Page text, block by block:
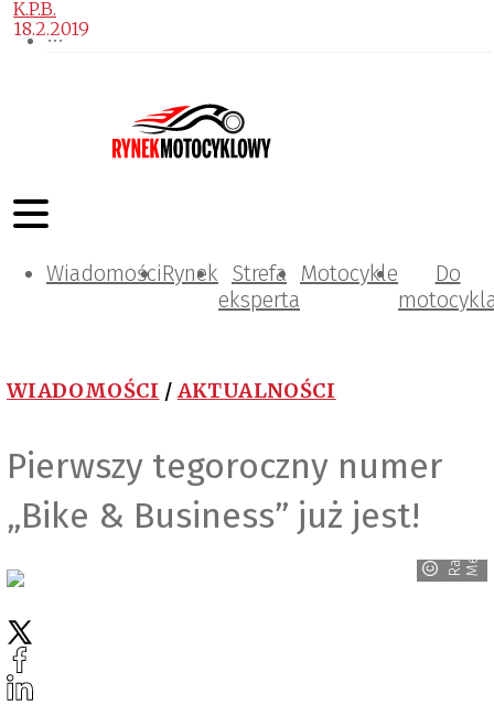
WiadomościRynek Strefa
eksperta
Motocykle
Do
WIADOMOŚCI / AKTUALNOŚCI
Pierwszy tegoroczny numer
„Bike & Business” już jest!
R
a
v
e
n
M
e
d
ia
K.P.B.
18.2.2019